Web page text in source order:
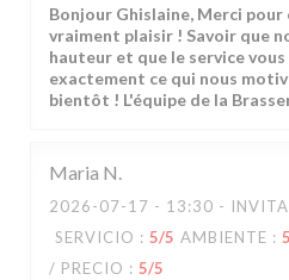
Bonjour Ghislaine, Merci
vraiment plaisir ! Savoir que
hauteur et que le service
exactement ce qui nous
bientôt ! L'équipe de la
Maria N
2026-07-17 - 13:30 -
SERVICIO : 5/5 AMBIENTE : 5
/ PRECIO : 5/5